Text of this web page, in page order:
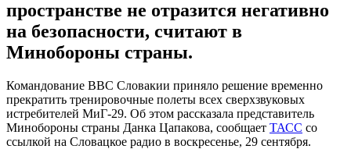
пространстве не отразится негативно
на безопасности, считают в
Минобороны страны.
Командование ВВС Словакии приняло решение временно
прекратить тренировочные полеты всех сверхзвуковых
истребителей МиГ-29. Об этом рассказала представитель
Минобороны страны Данка Цапакова, сообщает ТАСС со
ссылкой на Словацкое радио в воскресенье, 29 сентября.